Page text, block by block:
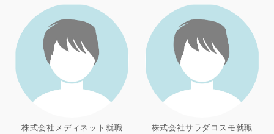
株式会社メディネット就職 株式会社サラダコスモ就職